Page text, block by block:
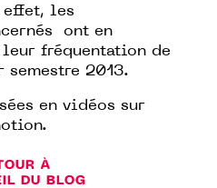
effet, les
ont en
leur fréquentation de
2013.
en vidéos sur
.
À
DU BLOG